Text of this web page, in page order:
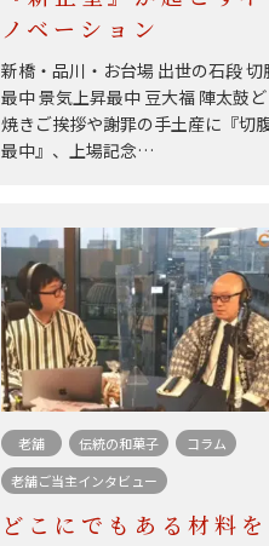
ノベーション
新橋・品川・お台場 出世の石段 切
最中 景気上昇最中 豆大福 陣太鼓
焼きご挨拶や謝罪の手土産に『切
最中』、上場記念…
老舗 伝統の和菓子
コラム
老舗ご当主インタビュー
どこにでもある材料を